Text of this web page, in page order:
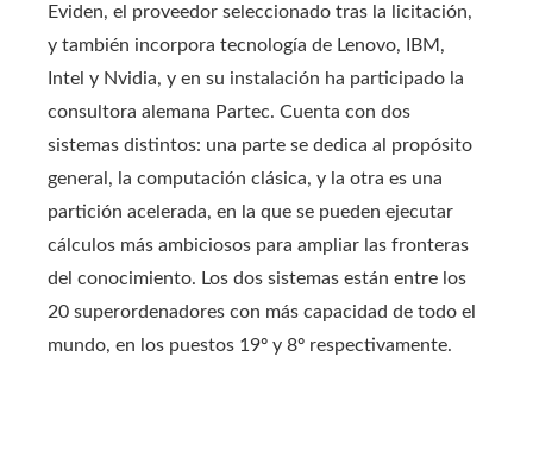
Eviden, el proveedor seleccionado tras la licitación,
y también incorpora tecnología de Lenovo, IBM,
Intel y Nvidia, y en su instalación ha participado la
consultora alemana Partec. Cuenta con dos
sistemas distintos: una parte se dedica al propósito
general, la computación clásica, y la otra es una
partición acelerada, en la que se pueden ejecutar
cálculos más ambiciosos para ampliar las fronteras
del conocimiento. Los dos sistemas están entre los
20 superordenadores con más capacidad de todo el
mundo, en los puestos 19º y 8º respectivamente.